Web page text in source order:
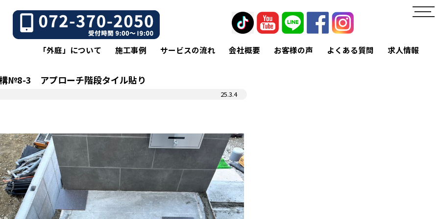
toggle
「外庭」について 施工事例 サービスの流れ 会社概要 お客様の声 よくある質問 求人情報
№8-3 アプローチ階段タイル貼り
25.3.4